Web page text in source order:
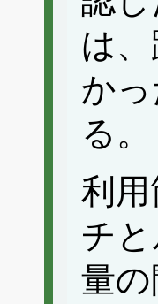
は
か
る。
利
チ
量